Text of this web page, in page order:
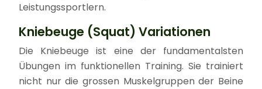
Leistungssportlern.
Kniebeuge (Squat) Variationen
Die Kniebeuge ist eine der fundamentalsten
Übungen im funktionellen Training. Sie trainiert
nicht nur die grossen Muskelgruppen der Beine